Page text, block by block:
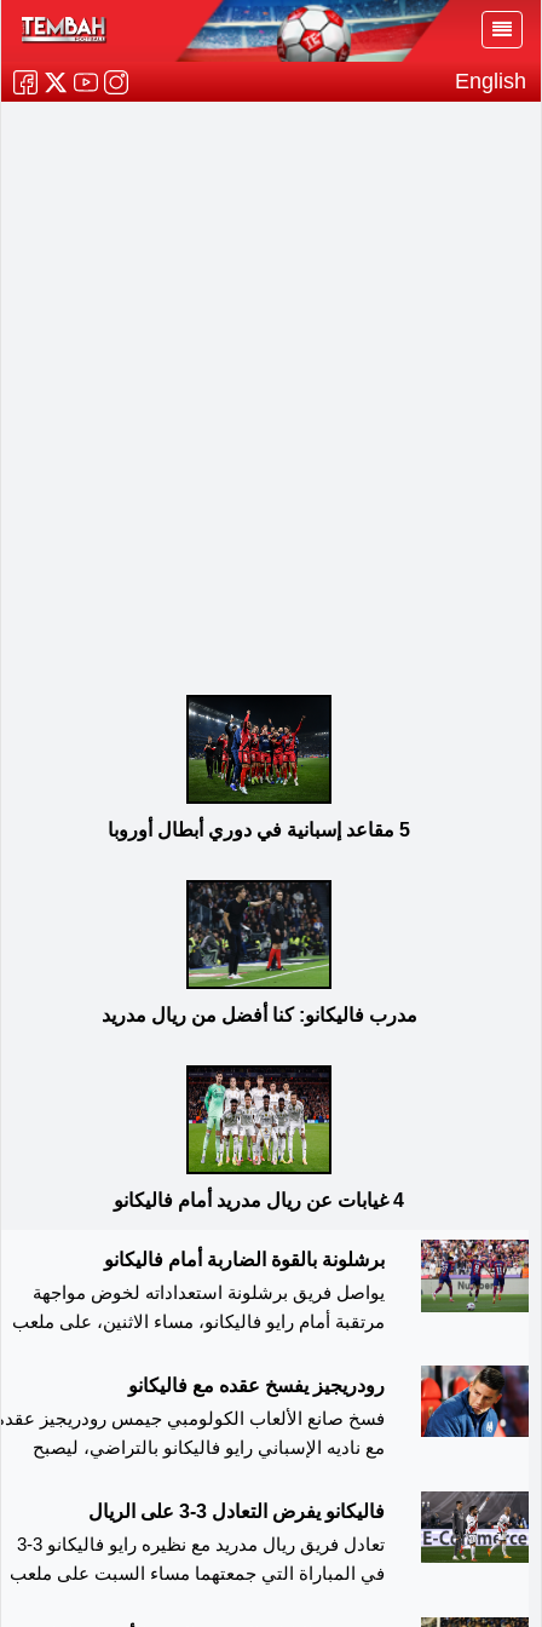
English
5 مقاعد إسبانية في دوري أبطال أوروبا
مدرب فاليكانو: كنا أفضل من ريال مدريد
4 غيابات عن ريال مدريد أمام فاليكانو
برشلونة بالقوة الضاربة أمام فاليكانو
يواصل فريق برشلونة استعداداته لخوض مواجهة
مرتقبة أمام رايو فاليكانو، مساء الاثنين، على ملعب
الإسباني. وكشف المدرب الألماني هانزي فليك عن
القائمة المستدعاة للمباراة، حيث يسعى الفريق
الكاتالوني لمواصلة سلسلة نتائجه الإيجابية منذ بداية
ثلاث نقاط عن المتصدر ريال مدريد، ونقطتين عن
أتلتيكو مدريد صاحب المركز الثاني. ويطمح الفريق
الكاتالوني إلى استغلال تعثر ريال مدريد أمام
رودريجيز يفسخ عقده مع فاليكانو
فسخ صانع الألعاب الكولومبي جيمس رودريجيز
مع ناديه الإسباني رايو فاليكانو بالتراضي، ليصبح
يناير. وكان جيمس قد انضم إلى رايو فاليكانو في
صيف 2023، لكن رغم موهبته الواضحة، لم يتمكن
ترك بصمة كبيرة في الفريق بسبب الإصابات
التوصل إلى حل ودي، أنهى اللاعب عقده مما يتيح له
فاليكانو يفرض التعادل 3-3 على الريال
تعادل فريق ريال مدريد مع نظيره رايو فاليكانو 3-3
في المباراة التي جمعتهما مساء السبت على ملعب